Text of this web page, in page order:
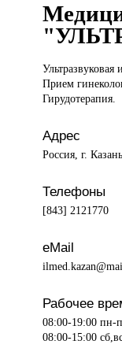
Ультразвуковая
Прием
Гирудотерапия.
Адрес
Россия, г.
Телефоны
[843] 2121770
eMail
Рабочее
08:00-19:00 пн-
08:00-15:00